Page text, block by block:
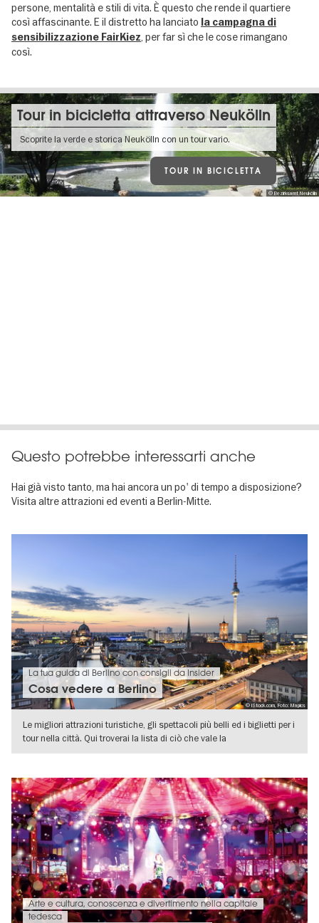
persone, mentalità e stili di vita. È questo che rende il quartiere
così affascinante. E il distretto ha lanciato la campagna di
sensibilizzazione FairKiez, per far sì che le cose rimangano
così.
© Bezirksamt Neukölln
Tour in bicicletta attraverso Neukölln
Scoprite la verde e storica Neukölln con un tour vario.
TOUR IN BICICLETTA
Questo potrebbe interessarti anche
Hai già visto tanto, ma hai ancora un po' di tempo a disposizione?
Visita altre attrazioni ed eventi a Berlin-Mitte.
© iStock.com, Foto: Mapics
La tua guida di Berlino con consigli da Insider
Cosa vedere a Berlino
Le migliori attrazioni turistiche, gli spettacoli più belli ed i biglietti per i
tour nella città. Qui troverai la lista di ciò che vale la
Arte e cultura, conoscenza e divertimento nella capitale
tedesca